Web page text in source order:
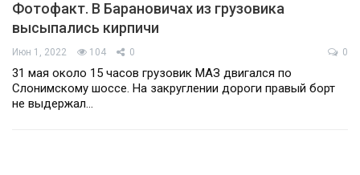
Фотофакт. В Барановичах из грузовика
высыпались кирпичи
Июн 1, 2022 104 0 0
31 мая около 15 часов грузовик МАЗ двигался по
Слонимскому шоссе. На закруглении дороги правый борт
не выдержал…